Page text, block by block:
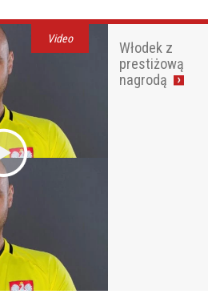
Video
Włodek z
prestiżową
nagrodą